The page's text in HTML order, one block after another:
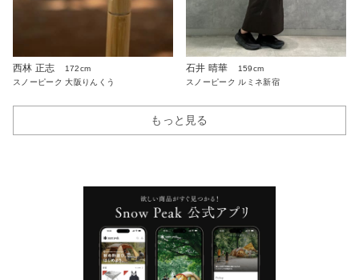
西林 正志
172cm
スノーピーク 大阪りんくう
石井 晴華
159cm
スノーピーク ルミネ新宿
もっと見る